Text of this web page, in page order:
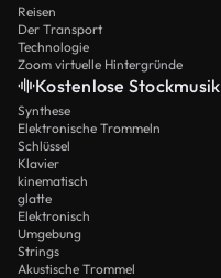
Reisen
Der Transport
Technologie
Zoom virtuelle Hintergründe
Kostenlose Stockmusik
Synthese
Elektronische Trommeln
Schlüssel
Klavier
kinematisch
glatte
Elektronisch
Umgebung
Strings
Akustische Trommel